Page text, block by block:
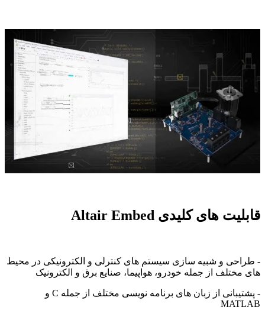
قابلیت های کلیدی Altair Embed
- طراحی و شبیه سازی سیستم های کنترلی و الکترونیکی در محیط
های مختلف از جمله خودرو، هواپیما، صنایع برق و الکترونیک
- پشتیبانی از زبان های برنامه نویسی مختلف از جمله C و
MATLAB